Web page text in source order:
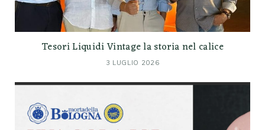
Tesori Liquidi Vintage la storia nel calice
3 LUGLIO 2026